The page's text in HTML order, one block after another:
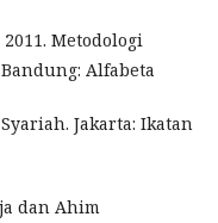
Metodologi
Alfabeta
Jakarta: Ikatan
dan Ahim